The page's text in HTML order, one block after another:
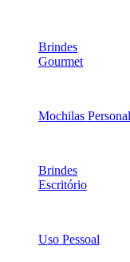
Brindes
Gourmet
Mochilas
Brindes
Escritório
Uso Pessoal